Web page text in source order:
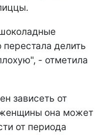
делить
- отметила
зависеть от
женщины она может
от периода